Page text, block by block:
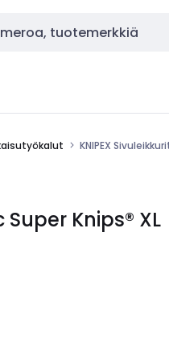
KNIPEX
Knips® XL